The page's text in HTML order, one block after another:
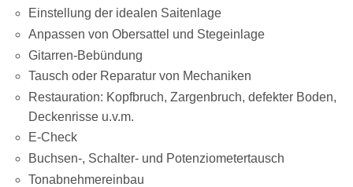
Einstellung der idealen Saitenlage
Anpassen von Obersattel und Stegeinlage
Gitarren-Bebündung
Tausch oder Reparatur von Mechaniken
Restauration: Kopfbruch, Zargenbruch, defekter Boden,
Deckenrisse u.v.m.
E-Check
Buchsen-, Schalter- und Potenziometertausch
Tonabnehmereinbau